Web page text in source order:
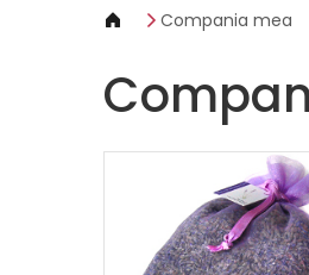
Compania mea